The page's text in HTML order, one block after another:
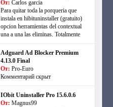
От: Carlos garcia
Para quitar toda la porqueria que
instala en hibituninstaller (gratuito)
opcion herramientas del contextual
una a una las eliminas. Totalmente
Adguard Ad Blocker Premium
4.13.0 Final
От: Pro-Euro
Комментарий скрыт
IObit Uninstaller Pro 15.6.0.6
От: Magnus99